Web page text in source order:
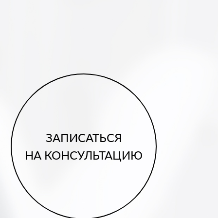
ЗАПИСАТЬСЯ
НА КОНСУЛЬТАЦИЮ